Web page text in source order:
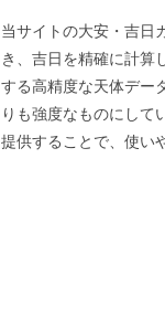
当サイトの大安・吉日
き、吉日を精確に計算
する高精度な天体デー
りも強度なものにして
提供することで、使い